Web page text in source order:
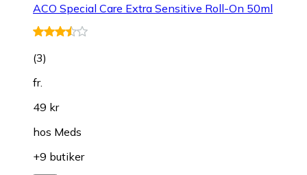
ACO Special Care Extra Sensitive Roll-On 50ml
(3)
fr.
49 kr
hos Meds
+9 butiker